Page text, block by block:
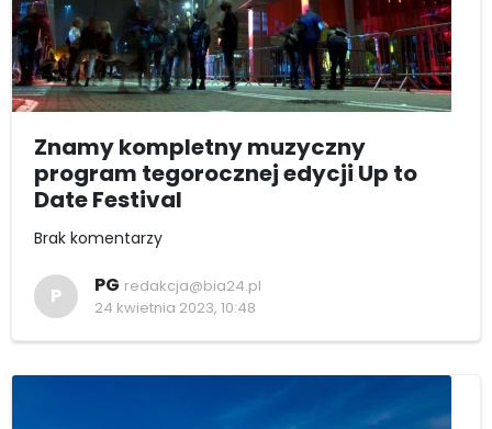
Znamy kompletny muzyczny
program tegorocznej edycji Up to
Date Festival
Brak komentarzy
P PG redakcja@bia24.pl
24 kwietnia 2023, 10:48